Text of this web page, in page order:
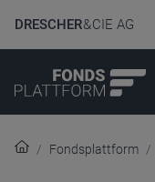
DRESCHER& CIE AG
Fondsplattform